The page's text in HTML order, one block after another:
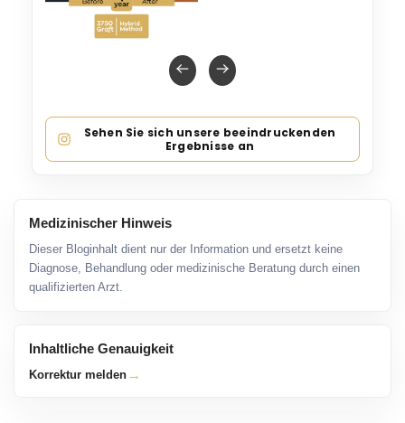
Sehen Sie sich unsere beeindruckenden
Ergebnisse an
Medizinischer Hinweis
Dieser Bloginhalt dient nur der Information und ersetzt keine
Diagnose, Behandlung oder medizinische Beratung durch einen
qualifizierten Arzt.
Inhaltliche Genauigkeit
Korrektur melden →